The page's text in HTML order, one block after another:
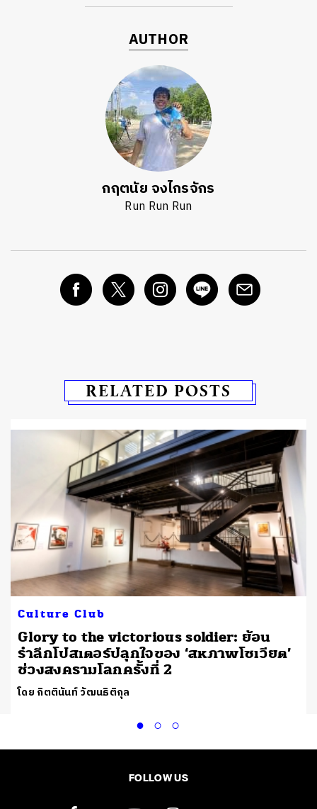
AUTHOR
กฤตนัย จงไกรจักร
Run Run Run
RELATED POSTS
Culture Club
Glory to the victorious soldier: ย้อน
รำลึกโปสเตอร์ปลุกใจของ ‘สหภาพโซเวียต’
ช่วงสงครามโลกครั้งที่ 2
โดย กิตตินันท์ วัฒนธิติกุล
FOLLOW US